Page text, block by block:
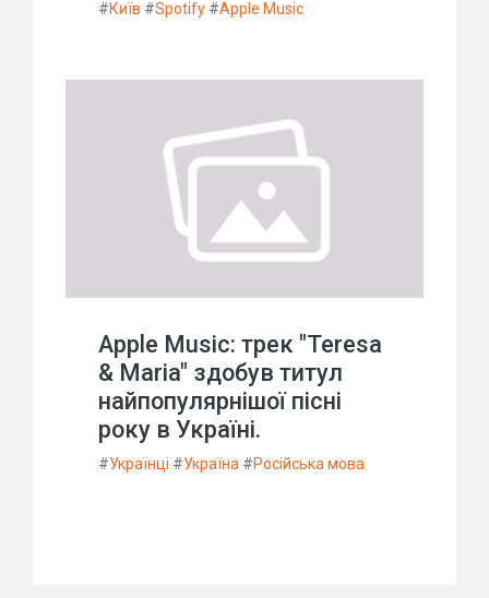
#Київ #Spotify #Apple Music
Apple Music: трек "Teresa
& Maria" здобув титул
найпопулярнішої пісні
року в Україні.
#Українці #Україна #Російська мова